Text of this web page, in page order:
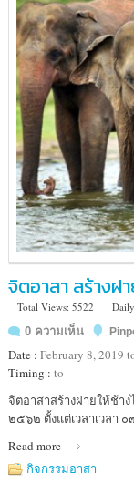
จิตอาสา สร้างฝ
Total Views: 5522
0 ความเห็น
Date : February 8, 2019
Timing : to
Location
:
ศึกษา
ธรรมชาติ
จิตอาสาสร้างฝายให้ช้
๒๕๖๒ ตั้งแต่เวลาเวลา
Read more
กิจกรรมอาสา